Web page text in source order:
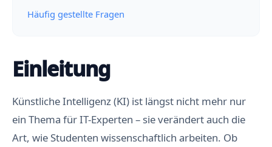
Häufig gestellte Fragen
Einleitung
Künstliche Intelligenz (KI) ist längst nicht mehr nur
ein Thema für IT-Experten – sie verändert auch die
Art, wie Studenten wissenschaftlich arbeiten. Ob